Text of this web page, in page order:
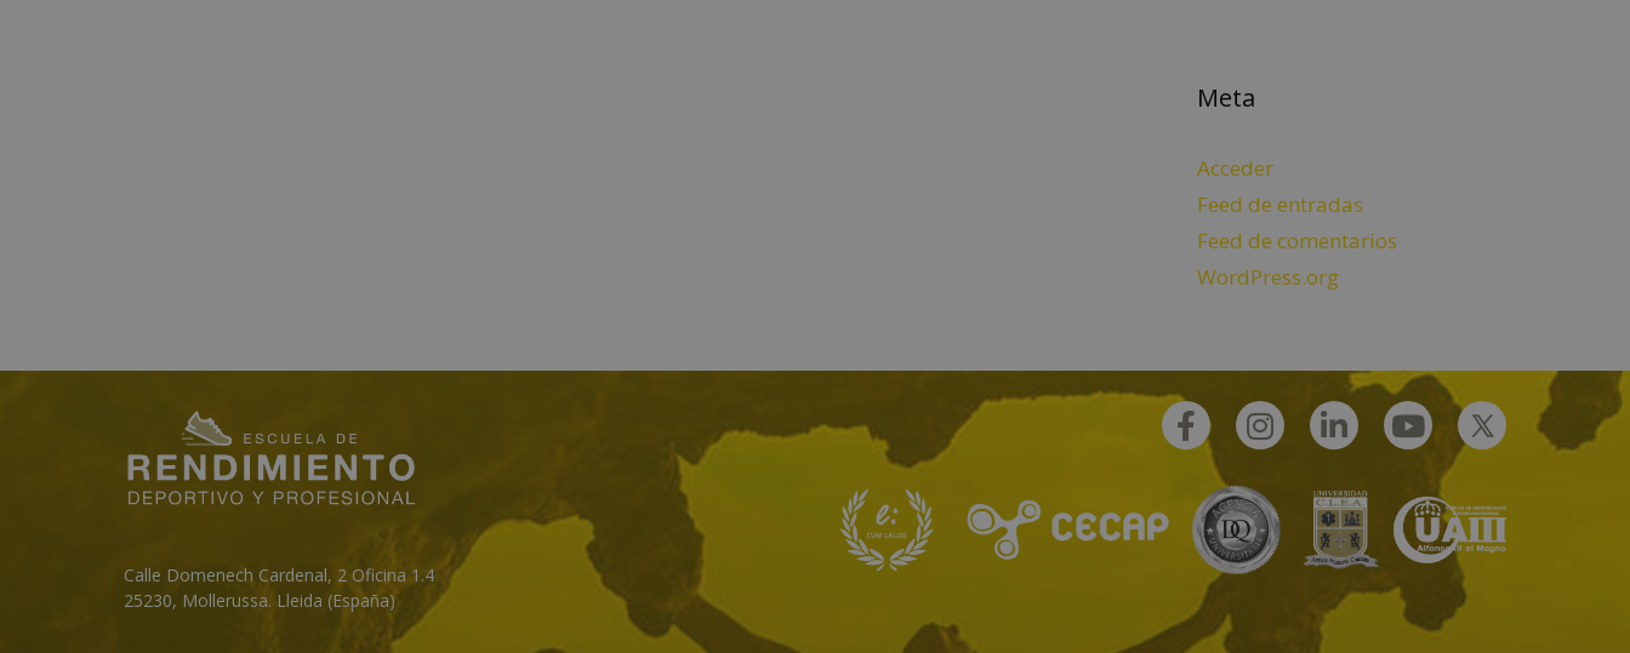
Meta
Acceder
Feed de entradas
Feed de comentarios
WordPress.org
Calle Domenech Cardenal, 2 Oficina 1.4
25230, Mollerussa. Lleida (España)